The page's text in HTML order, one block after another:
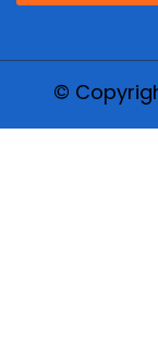
©